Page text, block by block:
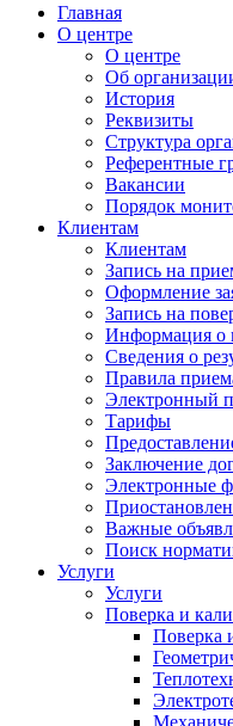
Главная
О центре
О центре
Об
История
Реквизиты
Структура
Референтные
Вакансии
Порядок
Клиентам
Клиентам
Запись на
Оформление
Запись на
Информация о
Сведения о
Правила
Электронный
Тарифы
Заключение
Электронные
Важные
Поиск
Услуги
Услуги
Поверка и
Поверка